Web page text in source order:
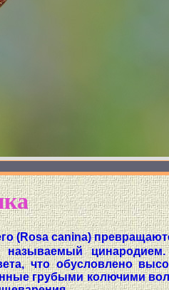
(Rosa canina)
что обусловлено
грубыми колючими